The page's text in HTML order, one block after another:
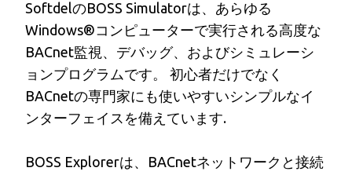
SoftdelのBOSS Simulatorは、あらゆる
Windows®コンピューターで実行される高度な
BACnet監視、デバッグ、およびシミュレーシ
ョンプログラムです。 初心者だけでなく
BACnetの専門家にも使いやすいシンプルなイ
ンターフェイスを備えています.
BOSS Explorerは、BACnetネットワークと接続